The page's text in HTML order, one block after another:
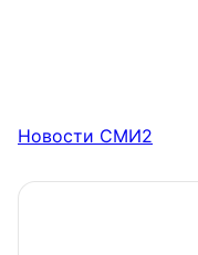
Новости СМИ2